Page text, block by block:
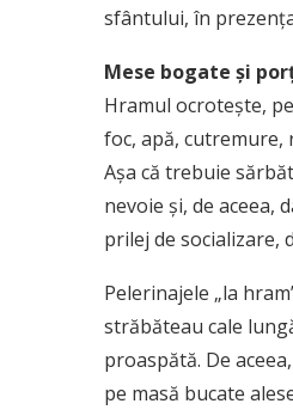
sfântului, în
Mese bogate și
Hramul ocroteşte,
foc, apă, cutremure,
Așa că trebuie
nevoie și, de aceea,
prilej de socializare,
Pelerinajele „la
străbăteau cale
proaspătă. De
pe masă bucate